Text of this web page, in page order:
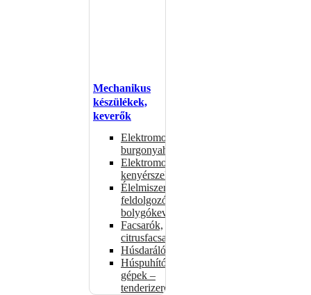
Mechanikus
készülékek,
keverők
Elektromos
burgonyahámozók
Elektromos
kenyérszeletelők
Élelmiszer-
feldolgozók –
bolygókeverők
Facsarók,
citrusfacsarók
Húsdarálók
Húspuhító
gépek –
tenderizerek